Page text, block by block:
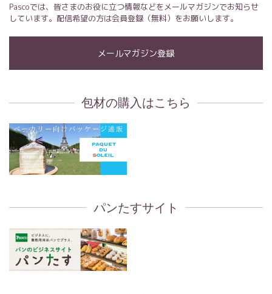
Pascoでは、皆さまのお役に立つ情報などをメールマガジンでお知らせ
しています。配信希望の方は会員登録（無料）をお願いします。
メールマガジン登録
包材の購入はこちら
パンたすサイト